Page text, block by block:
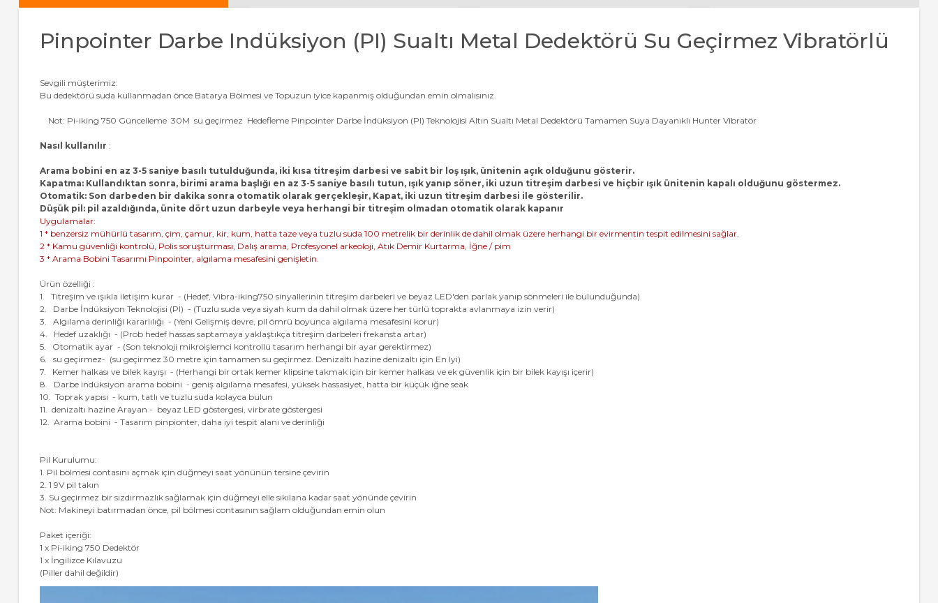
Pinpointer Darbe Indüksiyon (PI) Sualtı Metal Dedektörü Su Geçirmez Vibratörlü
Sevgili müşterimiz:
Bu dedektörü suda kullanmadan önce Batarya Bölmesi ve Topuzun iyice kapanmış olduğundan emin olmalısınız.
Not: Pi-iking 750 Güncelleme 30M su geçirmez Hedefleme Pinpointer Darbe İndüksiyon (PI) Teknolojisi Altın Sualtı Metal Dedektörü Tamamen Suya Dayanıklı Hunter Vibratör
Nasıl kullanılır :
Arama bobini en az 3-5 saniye basılı tutulduğunda, iki kısa titreşim darbesi ve sabit bir loş ışık, ünitenin açık olduğunu gösterir.
Kapatma: Kullandıktan sonra, birimi arama başlığı en az 3-5 saniye basılı tutun, ışık yanıp söner, iki uzun titreşim darbesi ve hiçbir ışık ünitenin kapalı olduğunu göstermez.
Otomatik: Son darbeden bir dakika sonra otomatik olarak gerçekleşir, Kapat, iki uzun titreşim darbesi ile gösterilir.
Düşük pil: pil azaldığında, ünite dört uzun darbeyle veya herhangi bir titreşim olmadan otomatik olarak kapanır
Uygulamalar:
1 * benzersiz mühürlü tasarım, çim, çamur, kir, kum, hatta taze veya tuzlu suda 100 metrelik bir derinlik de dahil olmak üzere herhangi bir evirmentin tespit edilmesini sağlar.
2 * Kamu güvenliği kontrolü, Polis soruşturması, Dalış arama, Profesyonel arkeoloji, Atık Demir Kurtarma, İğne / pim
3 * Arama Bobini Tasarımı Pinpointer, algılama mesafesini genişletin.
Ürün özelliği :
1. Titreşim ve ışıkla iletişim kurar - (Hedef, Vibra-iking750 sinyallerinin titreşim darbeleri ve beyaz LED'den parlak yanıp sönmeleri ile bulunduğunda)
2. Darbe İndüksiyon Teknolojisi (PI) - (Tuzlu suda veya siyah kum da dahil olmak üzere her türlü toprakta avlanmaya izin verir)
3. Algılama derinliği kararlılığı - (Yeni Gelişmiş devre, pil ömrü boyunca algılama mesafesini korur)
4. Hedef uzaklığı - (Prob hedef hassas saptamaya yaklaştıkça titreşim darbeleri frekansta artar)
5. Otomatik ayar - (Son teknoloji mikroişlemci kontrollü tasarım herhangi bir ayar gerektirmez)
6. su geçirmez- (su geçirmez 30 metre için tamamen su geçirmez. Denizaltı hazine denizaltı için En Iyi)
7. Kemer halkası ve bilek kayışı - (Herhangi bir ortak kemer klipsine takmak için bir kemer halkası ve ek güvenlik için bir bilek kayışı içerir)
8. Darbe indüksiyon arama bobini - geniş algılama mesafesi, yüksek hassasiyet, hatta bir küçük iğne seak
10. Toprak yapısı - kum, tatlı ve tuzlu suda kolayca bulun
11. denizaltı hazine Arayan - beyaz LED göstergesi, virbrate göstergesi
12. Arama bobini - Tasarım pinpionter, daha iyi tespit alanı ve derinliği
Pil Kurulumu:
1. Pil bölmesi contasını açmak için düğmeyi saat yönünün tersine çevirin
2. 1 9V pil takın
3. Su geçirmez bir sızdırmazlık sağlamak için düğmeyi elle sıkılana kadar saat yönünde çevirin
Not: Makineyi batırmadan önce, pil bölmesi contasının sağlam olduğundan emin olun
Paket içeriği:
1 x Pi-iking 750 Dedektör
1 x İngilizce Kılavuzu
(Piller dahil değildir)